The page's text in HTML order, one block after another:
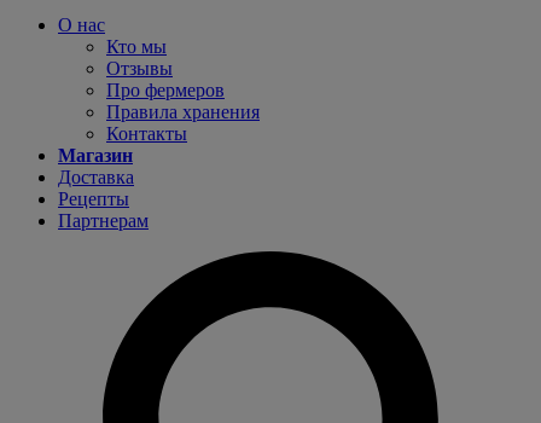
О нас
Кто мы
Отзывы
Про фермеров
Правила хранения
Контакты
Магазин
Доставка
Рецепты
Партнерам